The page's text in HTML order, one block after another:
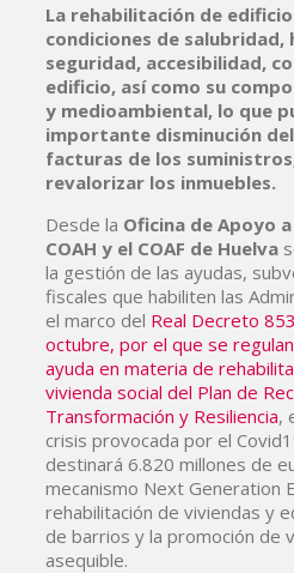
La rehabilitación de
condiciones de
seguridad, accesibilidad,
edificio, así como su
y medioambiental, lo que
importante disminución
facturas de los
revalorizar los inmuebles.
Desde la Oficina de Apoyo
COAH y el COAF de Huelva
la gestión de las ayudas,
fiscales que habiliten las
el marco del Real Decreto
octubre, por el que se
ayuda en materia de
vivienda social del Plan de
Transformación y Resiliencia,
crisis provocada por el
destinará 6.820 millones de
mecanismo Next Generation
rehabilitación de viviendas y
de barrios y la promoción de
asequible.